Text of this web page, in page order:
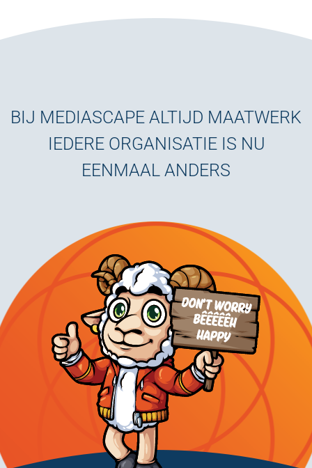
BIJ MEDIASCAPE ALTIJD MAATWERK
IEDERE ORGANISATIE IS NU
EENMAAL ANDERS